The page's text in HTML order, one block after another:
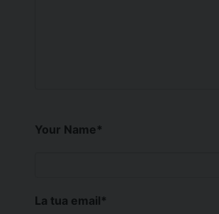
Your Name*
La tua email*